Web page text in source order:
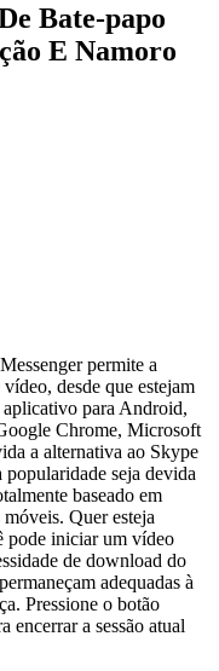
Bate-papo
E Namoro
permite a
desde que estejam
para Android,
Chrome, Microsoft
a alternativa ao Skype
popularidade seja devida
baseado em
Quer esteja
pode iniciar um vídeo
de download do
adequadas à
Pressione o botão
encerrar a sessão atual